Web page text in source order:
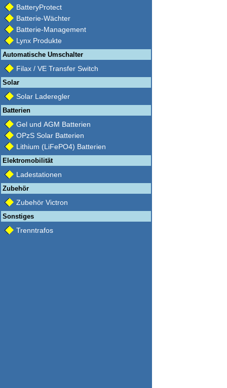
BatteryProtect
Batterie-Wächter
Batterie-Management
Lynx Produkte
Automatische Umschalter
Filax / VE Transfer Switch
Solar
Solar Laderegler
Batterien
Gel und AGM Batterien
OPzS Solar Batterien
Lithium (LiFePO4) Batterien
Elektromobilität
Ladestationen
Zubehör
Zubehör Victron
Sonstiges
Trenntrafos